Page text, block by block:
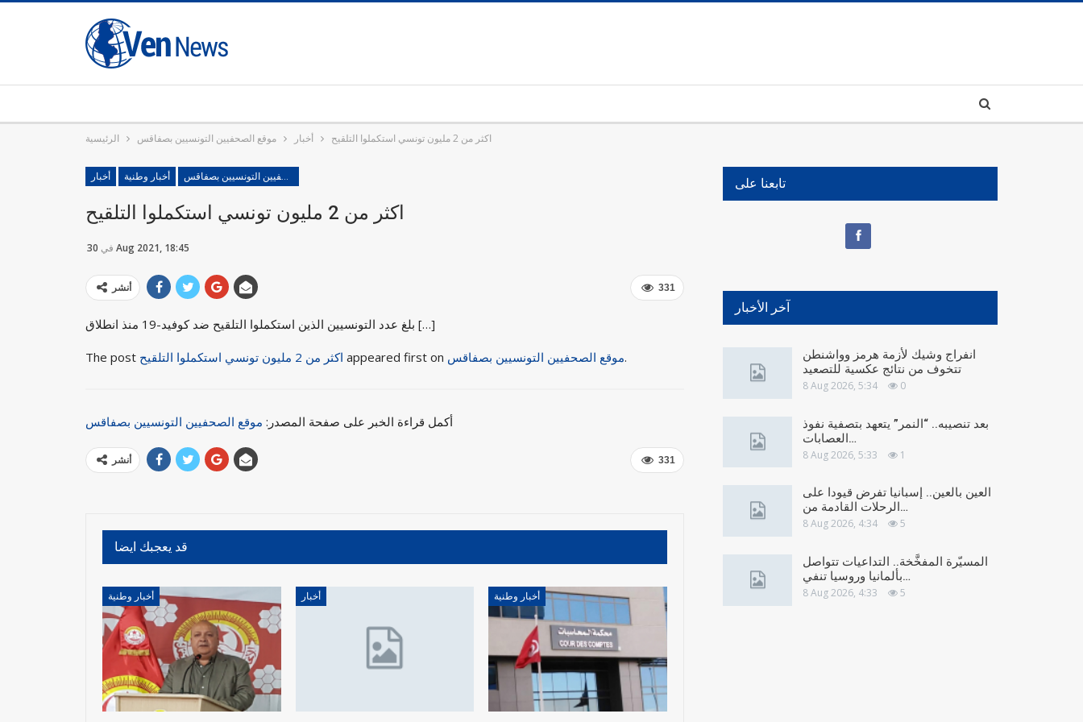
الرئيسية موقع الصحفيين التونسيين بصفاقس أخبار اكثر من 2 مليون تونسي استكملوا التلقيح
أخبار أخبار وطنية موقع الصحفيين التونسيين بصفاقس
اكثر من 2 مليون تونسي استكملوا التلقيح
في 30 Aug 2021, 18:45
331 أنشر
بلغ عدد التونسيين الذين استكملوا التلقيح ضد كوفيد-19 منذ انطلاق […]
The post اكثر من 2 مليون تونسي استكملوا التلقيح appeared first on موقع الصحفيين التونسيين بصفاقس.
أكمل قراءة الخبر على صفحة المصدر: موقع الصحفيين التونسيين بصفاقس
331 أنشر
قد يعجبك ايضا
أخبار وطنية أخبار أخبار وطنية
تابعنا على
آخر الأخبار
انفراج وشيك لأزمة هرمز وواشنطن
تتخوف من نتائج عكسية للتصعيد
8 Aug 2026, 5:34 0
بعد تنصيبه.. “النمر” يتعهد بتصفية نفوذ
العصابات…
8 Aug 2026, 5:33 1
العين بالعين.. إسبانيا تفرض قيودا على
الرحلات القادمة من…
8 Aug 2026, 4:34 5
المسيّرة المفخَّخة.. التداعيات تتواصل
بألمانيا وروسيا تنفي…
8 Aug 2026, 4:33 5